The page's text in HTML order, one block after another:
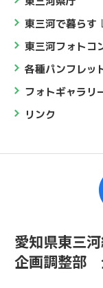
東三河で暮らす
東三河フォトコ
各種パンフレッ
フォトギャラリ
リンク
愛知県東三
企画調整部